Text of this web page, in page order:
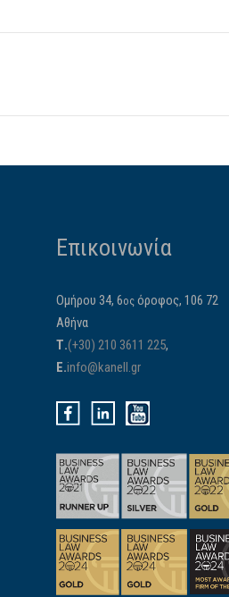
Επικοινωνία
Ομήρου 34, 6ος όροφος, 106 72
Αθήνα
Τ.(+30) 210 3611 225,
E.info@kanell.gr